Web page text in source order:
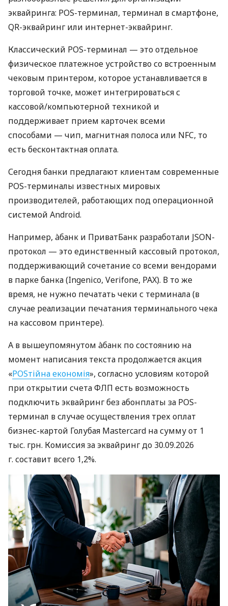
эквайринга: POS-терминал, терминал в смартфоне,
QR-эквайринг или интернет-эквайринг.
Классический POS-терминал — это отдельное
физическое платежное устройство со встроенным
чековым принтером, которое устанавливается в
торговой точке, может интегрироваться с
кассовой/компьютерной техникой и
поддерживает прием карточек всеми
способами — чип, магнитная полоса или NFC, то
есть бесконтактная оплата.
Сегодня банки предлагают клиентам современные
POS-терминалы известных мировых
производителей, работающих под операционной
системой Android.
Например, àбанк и ПриватБанк разработали JSON-
протокол — это единственный кассовый протокол,
поддерживающий сочетание со всеми вендорами
в парке банка (Ingenico, Verifone, PAX). В то же
время, не нужно печатать чеки с терминала (в
случае реализации печатания терминального чека
на кассовом принтере).
А в вышеупомянутом àбанк по состоянию на
момент написания текста продолжается акция
«POSтійна економія», согласно условиям которой
при открытии счета ФЛП есть возможность
подключить эквайринг без абонплаты за POS-
терминал в случае осуществления трех оплат
бизнес-картой Голубая Mastercard на сумму от 1
тыс. грн. Комиссия за эквайринг до 30.09.2026
г. составит всего 1,2%.